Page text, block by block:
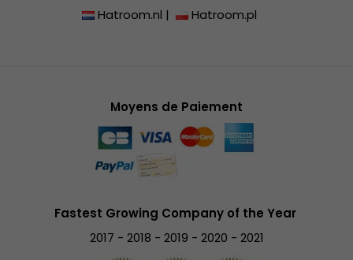
Hatroom.nl | Hatroom.pl
Moyens de Paiement
Fastest Growing Company of the Year
2017 - 2018 - 2019 - 2020 - 2021